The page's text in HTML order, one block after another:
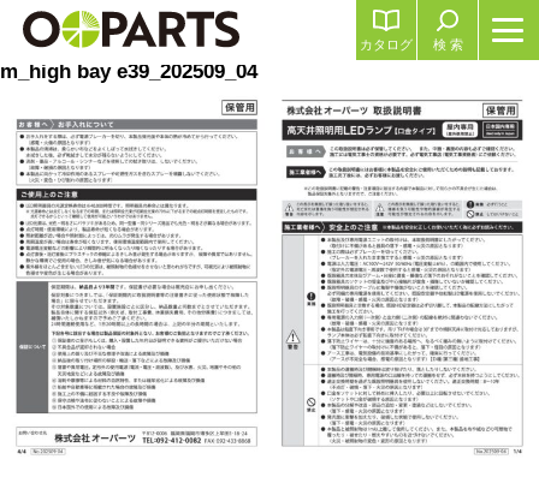
検 索
カタログ
m_high bay e39_202509_04